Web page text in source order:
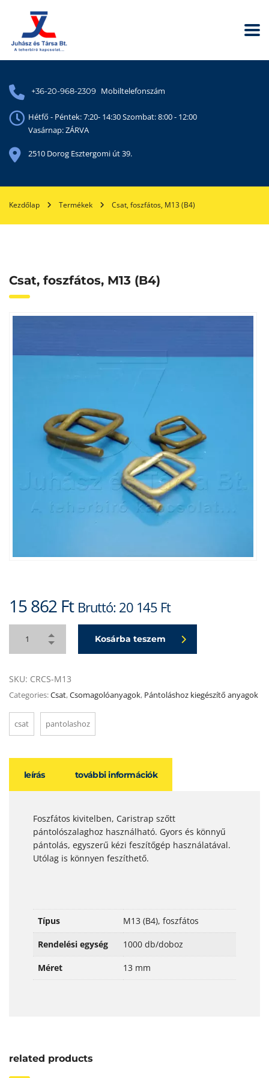
+36-20-968-2309 Mobiltelefonszám
Hétfő - Péntek: 7:20- 14:30 Szombat: 8:00 - 12:00
Vasárnap: ZÁRVA
2510 Dorog Esztergomi út 39.
Kezdőlap Termékek Csat, foszfátos, M13 (B4)
Csat, foszfátos, M13 (B4)
15 862 Ft Bruttó:20 145 Ft
Kosárba teszem
SKU: CRCS-M13
Categories:Csat,Csomagolóanyagok, Pántoláshoz kiegészítő anyagok
csat pantolashoz
leírás további információk
Foszfátos kivitelben, Caristrap szőtt
pántolószalaghoz használható. Gyors és könnyű
pántolás, egyszerű kézi feszítőgép használatával.
Utólag is könnyen feszíthető.
Típus M13 (B4), foszfátos
Rendelési egység 1000 db/doboz
Méret 13 mm
related products